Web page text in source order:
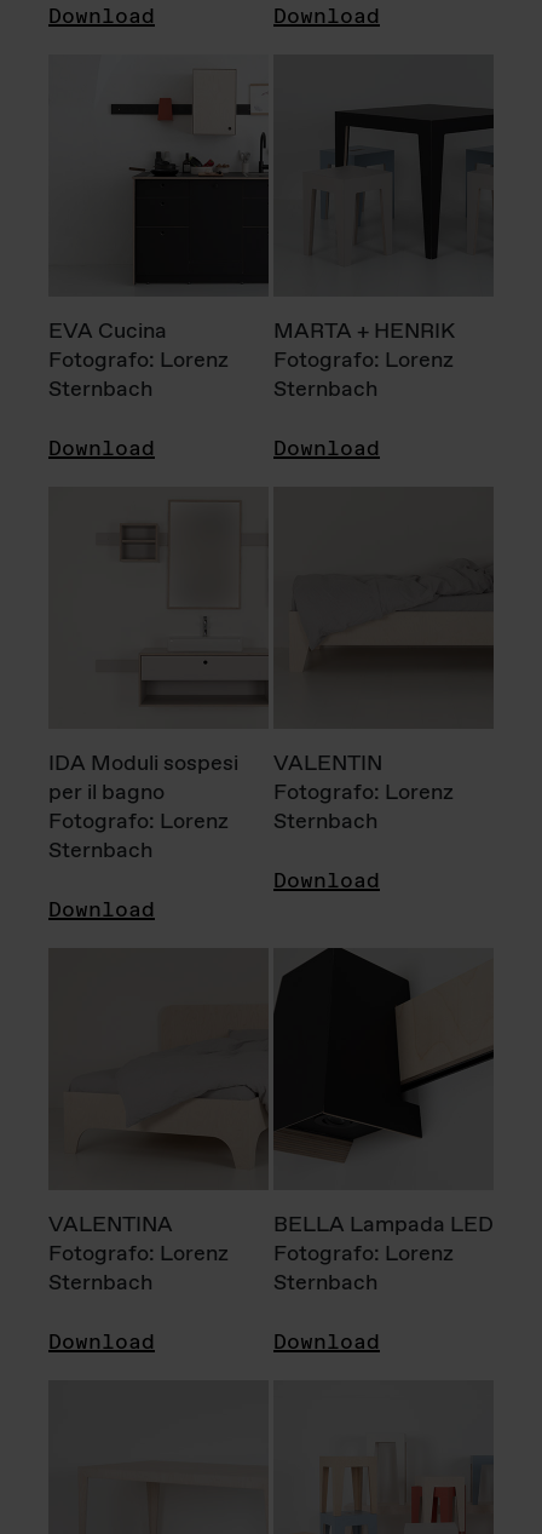
Download Download
EVA Cucina
Fotografo: Lorenz
Sternbach
Download
MARTA + HENRIK
Fotografo: Lorenz
Sternbach
Download
IDA Moduli sospesi
per il bagno
Fotografo: Lorenz
Sternbach
Download
VALENTIN
Fotografo: Lorenz
Sternbach
Download
VALENTINA
Fotografo: Lorenz
Sternbach
Download
BELLA Lampada LED
Fotografo: Lorenz
Sternbach
Download